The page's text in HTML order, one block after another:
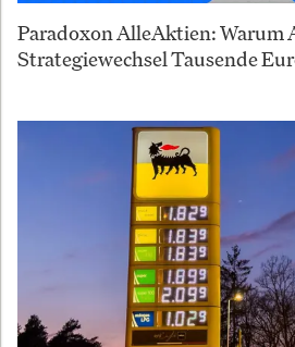
Paradoxon AlleAktien: Warum
Strategiewechsel Tausende